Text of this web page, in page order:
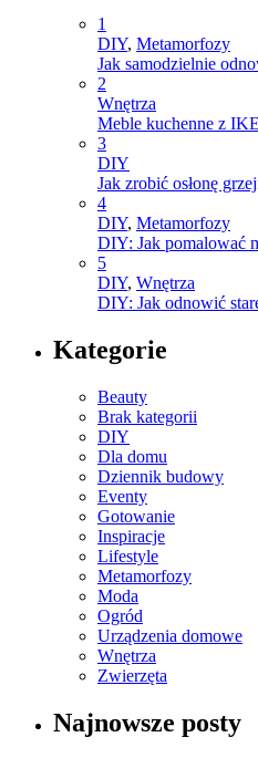
1
DIY, Metamorfozy
Jak samodzielnie
2
Wnętrza
Meble kuchenne z
3
DIY
Jak zrobić osłonę
4
DIY, Metamorfozy
DIY: Jak pomalować
5
DIY, Wnętrza
DIY: Jak odnowić
Kategorie
Beauty
Brak kategorii
DIY
Dla domu
Dziennik budowy
Eventy
Gotowanie
Inspiracje
Lifestyle
Metamorfozy
Moda
Ogród
Urządzenia domowe
Wnętrza
Zwierzęta
Najnowsze posty